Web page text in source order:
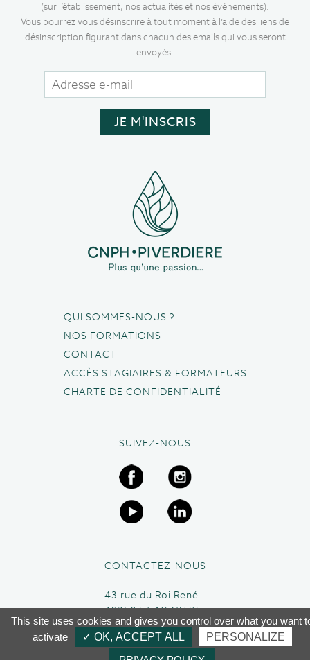
(sur l’établissement, nos actualités et nos événements).
Vous pourrez vous désinscrire à tout moment à l’aide des liens de
désinscription figurant dans chacun des emails qui vous seront
envoyés.
QUI SOMMES-NOUS ?
NOS FORMATIONS
CONTACT
ACCÈS STAGIAIRES & FORMATEURS
CHARTE DE CONFIDENTIALITÉ
SUIVEZ-NOUS
CONTACTEZ-NOUS
43 rue du Roi René
49250 LA MENITRE
02 41 45 63 95
This site uses cookies and gives you control over what you want
activate
✓ OK, ACCEPT ALL
PERSONALIZE